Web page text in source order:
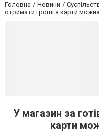
Головна Новини
отримати гроші з карти можна
У магазин за
карти